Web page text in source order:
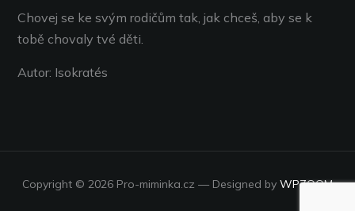
Chovej se ke svým rodičům tak, jak chceš, aby se k
tobě chovaly tvé děti.
Autor: Isokratés
Copyright © 2026 Pro-miminka.cz — Designed by WPZOOM